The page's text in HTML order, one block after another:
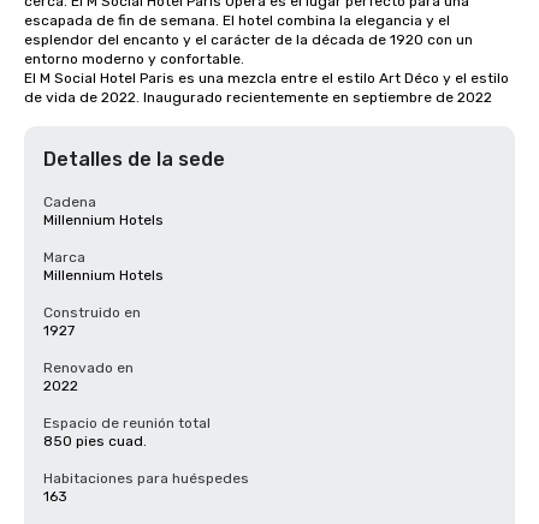
escapada de fin de semana. El hotel combina la elegancia y el
esplendor del encanto y el carácter de la década de 1920 con un
entorno moderno y confortable.
El M Social Hotel Paris es una mezcla entre el estilo Art Déco y el estilo
de vida de 2022. Inaugurado recientemente en septiembre de 2022
Detalles de la sede
Cadena
Millennium Hotels
Marca
Millennium Hotels
Construido en
1927
Renovado en
2022
Espacio de reunión total
850 pies cuad.
Habitaciones para huéspedes
163